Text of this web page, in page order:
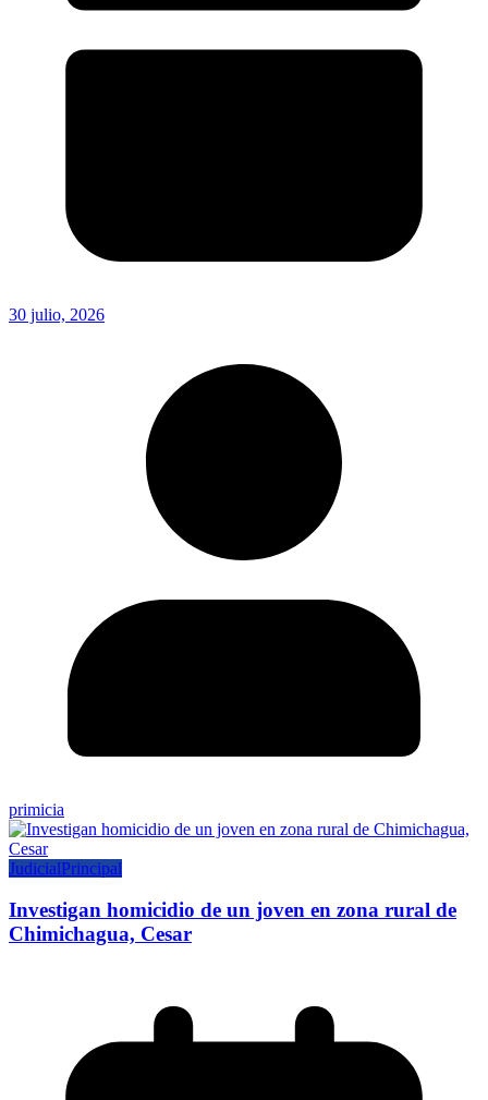
30 julio, 2026
primicia
JudicialPrincipal
Investigan homicidio de un joven en zona rural de
Chimichagua, Cesar